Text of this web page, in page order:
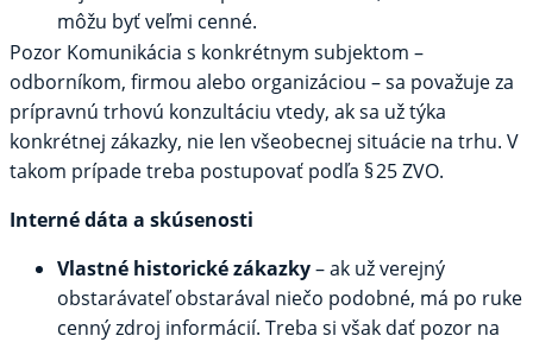
môžu byť veľmi cenné.
Pozor Komunikácia s konkrétnym subjektom –
odborníkom, firmou alebo organizáciou – sa považuje za
prípravnú trhovú konzultáciu vtedy, ak sa už týka
konkrétnej zákazky, nie len všeobecnej situácie na trhu. V
takom prípade treba postupovať podľa § 25 ZVO.
Interné dáta a skúsenosti
Vlastné historické zákazky– ak už verejný
obstarávateľ obstarával niečo podobné, má po ruke
cenný zdroj informácií. Treba si však dať pozor na